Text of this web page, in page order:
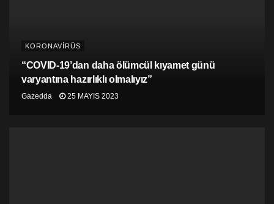
KORONAVİRÜS
“COVID-19’dan daha ölümcül kıyamet günü
varyantına hazırlıklı olmalıyız”
Gazedda 25 MAYIS 2023